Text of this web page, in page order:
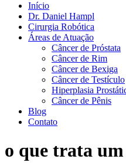
Início
Dr. Daniel Hampl
Cirurgia Robótica
Áreas de Atuação
Câncer de Próstata
Câncer de Rim
Câncer de Bexiga
Câncer de Testículo
Hiperplasia
Câncer de Pênis
Blog
Contato
o que trata